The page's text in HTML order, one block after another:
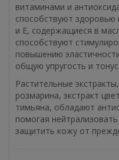
витаминами и
способствуют
и Е, содержащиеся в
способствуют
повышению
общую упругость и тонус.
Растительные
розмарина, экстракт
тимьяна, обладают
помогая
защитить кожу от